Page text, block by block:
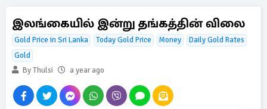
இலங்கையில் இன்று தங்கத்தின் விலை
Gold Price in Sri Lanka Today Gold Price Money
Daily Gold Rates
Gold
By Thulsi
a year ago